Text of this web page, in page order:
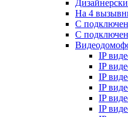
На 4
С
С
IP
IP
IP
IP
IP
IP